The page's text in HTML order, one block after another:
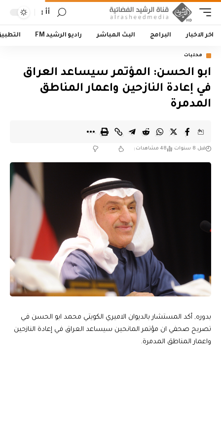
أأ
اخر الاخبار البرامج البث المباشر راديو الرشيد FM
محليات
ابو الحسن: المؤتمر سيساعد العراق
في إعادة النازحين واعمار المناطق
المدمرة
قبل 8 سنوات 48 مشاهدات
بدوره, أكد المستشار بالديوان الاميري الكويتي محمد ابو الحسن في
تصريح صحفي ان مؤتمر المانحين سيساعد العراق في إعادة النازحين
واعمار المناطق المدمرة.